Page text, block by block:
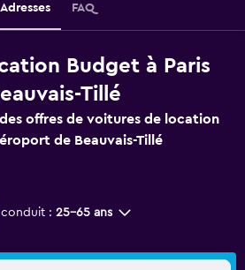
Adresses FAQ
Budget à Paris
Tillé
offres de voitures de location
de Beauvais-Tillé
: 25-65 ans